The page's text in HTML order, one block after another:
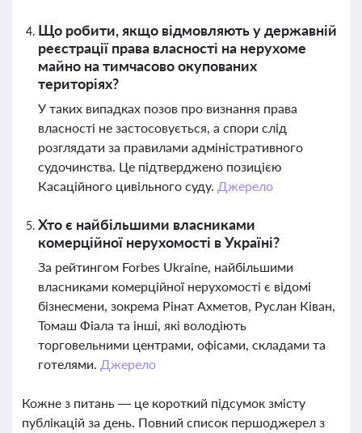
Що робити, якщо відмовляють у державній
реєстрації права власності на нерухоме
майно на тимчасово окупованих
територіях?
У таких випадках позов про визнання права
власності не застосовується, а спори слід
розглядати за правилами адміністративного
судочинства. Це підтверджено позицією
Касаційного цивільного суду. Джерело
Хто є найбільшими власниками
комерційної нерухомості в Україні?
За рейтингом Forbes Ukraine, найбільшими
власниками комерційної нерухомості є відомі
бізнесмени, зокрема Рінат Ахметов, Руслан Ківан,
Томаш Фіала та інші, які володіють
торговельними центрами, офісами, складами та
готелями. Джерело
Кожне з питань — це короткий підсумок змісту
публікацій за день. Повний список першоджерел з